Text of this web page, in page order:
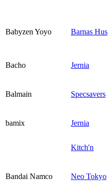
Babyzen Yoyo Barnas Hus
Bacho Jernia
Balmain Specsavers
bamix Jernia
Kitch'n
Bandai Namco Neo Tokyo